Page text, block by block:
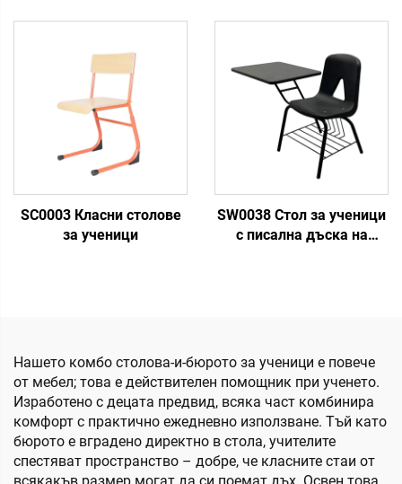
SC0003 Класни столове
за ученици
SW0038 Стол за ученици
с писална дъска на
Нашето комбо столова-и-бюрото за ученици е повече
от мебел; това е действителен помощник при ученето.
Изработено с децата предвид, всяка част комбинира
комфорт с практично ежедневно използване. Тъй като
бюрото е вградено директно в стола, учителите
спестяват пространство – добре, че класните стаи от